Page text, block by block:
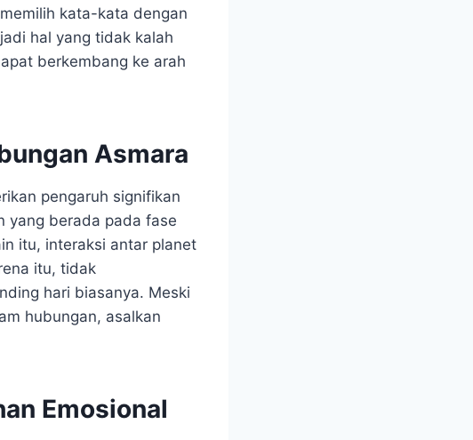
kata-kata dengan
hal yang tidak kalah
berkembang ke arah
Asmara
pengaruh signifikan
yang berada pada fase
itu, interaksi antar planet
itu, tidak
hari biasanya. Meski
hubungan, asalkan
Emosional